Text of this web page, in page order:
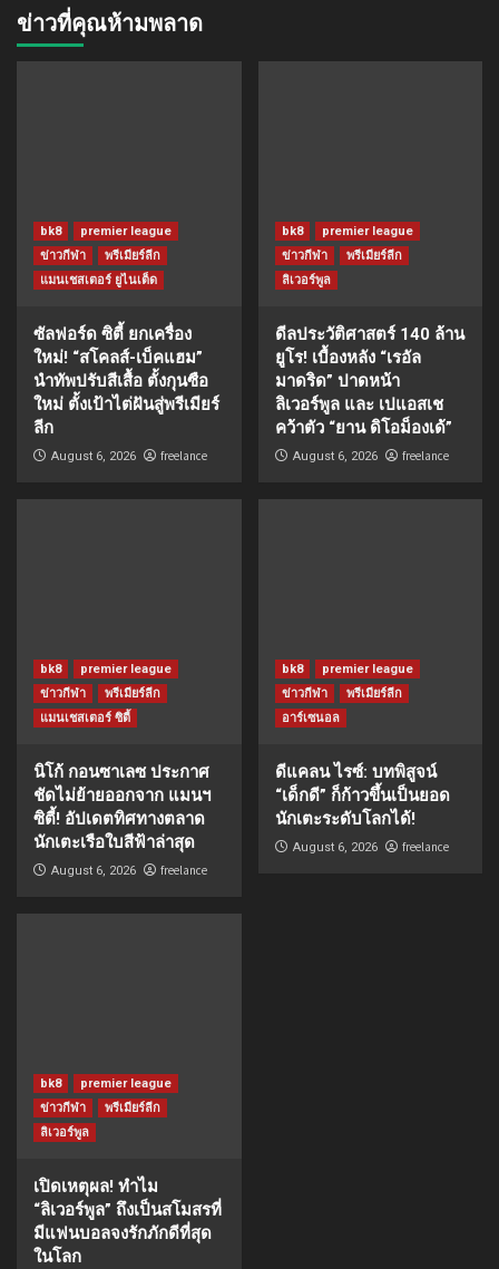
ข่าวที่คุณห้ามพลาด
bk8
premier league
ข่าวกีฬา
พรีเมียร์ลีก
แมนเชสเตอร์ ยูไนเต็ด
ซัลฟอร์ด ซิตี้ ยกเครื่อง
ใหม่! “สโคลส์-เบ็คแฮม”
นำทัพปรับสีเสื้อ ตั้งกุนซือ
ใหม่ ตั้งเป้าไต่ฝันสู่พรีเมียร์
ลีก
August 6, 2026 freelance
bk8
premier league
ข่าวกีฬา
พรีเมียร์ลีก
ลิเวอร์พูล
ดีลประวัติศาสตร์ 140 ล้าน
ยูโร! เบื้องหลัง “เรอัล
มาดริด” ปาดหน้า
ลิเวอร์พูล และ เปแอสเช
คว้าตัว “ยาน ดิโอม็องเด้”
August 6, 2026 freelance
bk8
premier league
ข่าวกีฬา
พรีเมียร์ลีก
แมนเชสเตอร์ ซิตี้
นิโก้ กอนซาเลซ ประกาศ
ชัดไม่ย้ายออกจาก แมนฯ
ซิตี้! อัปเดตทิศทางตลาด
นักเตะเรือใบสีฟ้าล่าสุด
August 6, 2026 freelance
bk8
premier league
ข่าวกีฬา
พรีเมียร์ลีก
อาร์เซนอล
ดีแคลน ไรซ์: บทพิสูจน์
“เด็กดี” ก็ก้าวขึ้นเป็นยอด
นักเตะระดับโลกได้!
August 6, 2026 freelance
bk8
premier league
ข่าวกีฬา
พรีเมียร์ลีก
ลิเวอร์พูล
เปิดเหตุผล! ทำไม
“ลิเวอร์พูล” ถึงเป็นสโมสรที่
มีแฟนบอลจงรักภักดีที่สุด
ในโลก